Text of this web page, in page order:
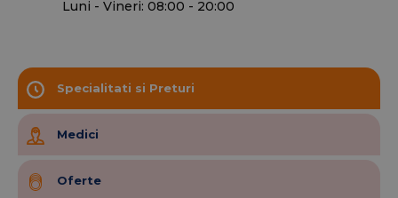
tiroidiene voluminoase, inestetice.
Luni - Vineri: 08:00 - 20:00
Specialitati si Preturi
Medici
Oferte